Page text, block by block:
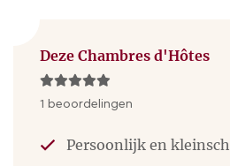
CASCADE DE PISSEROTTE
Deze mooie watervallen zijn
de pelgrimsroute naar
Deze Chambres d'Hôtes
1 beoordelingen
Persoonlijk en